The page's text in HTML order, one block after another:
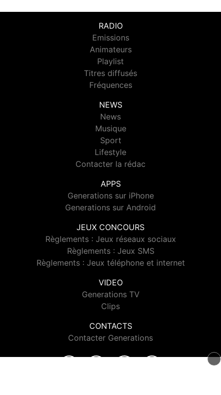
RADIO
Emissions
Animateurs
Playlist
Titres diffusés
Fréquences
NEWS
News
Musique
Sport
Lifestyle
Contacter la rédac
APPS
Generations sur iPhone
Generations sur Android
JEUX CONCOURS
Règlements : Jeux réseaux sociaux
Règlements : Jeux SMS
Règlements : Jeux téléphone et internet
VIDEO
Generations TV
Clips
CONTACTS
Contacter Generations